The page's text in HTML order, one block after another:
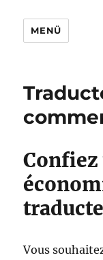
MENÜ
Confiez
Vous